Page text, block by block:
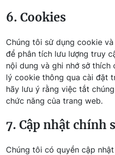
6. Cookies
Chúng tôi sử dụng cookie
để phân tích lưu lượng truy
nội dung và ghi nhớ sở thích
lý cookie thông qua cài đặt
hãy lưu ý rằng việc tắt
chức năng của trang web.
7. Cập nhật chính
Chúng tôi có quyền cập